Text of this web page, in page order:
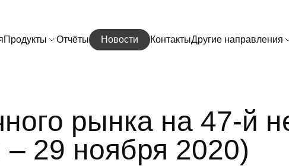
Продукты Отчёты Новости КонтактыДругие направления
рынка на 47-й
– 29 ноября 2020)